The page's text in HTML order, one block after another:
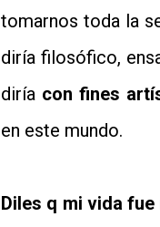
tomarnos toda la
diría filosófico,
diría con fines
en este mundo.
Diles q mi vida